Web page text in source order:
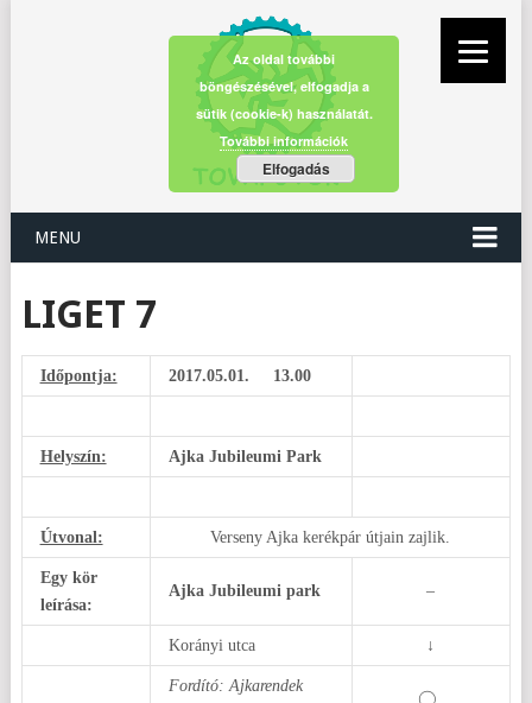
MENU
LIGET 7
Időpontja: 2017.05.01. 13.00
Helyszín: Ajka Jubileumi Park
Útvonal: Verseny Ajka kerékpár útjain zajlik.
Egy kör
leírása:
Ajka Jubileumi park –
Korányi utca ↓
Fordító: Ajkarendek
Az oldal további
böngészésével, elfogadja a
sütik (cookie-k) használatát.
További információk
Elfogadás